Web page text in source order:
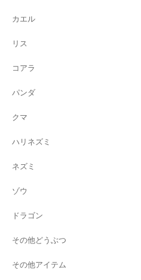
カエル
リス
コアラ
パンダ
クマ
ハリネズミ
ネズミ
ゾウ
ドラゴン
その他どうぶつ
その他アイテム